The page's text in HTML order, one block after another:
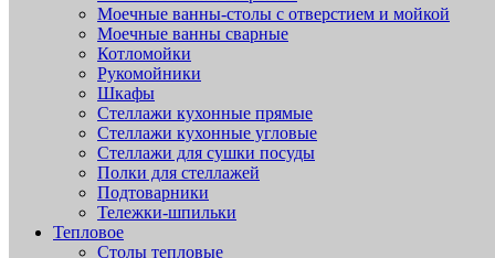
Моечные ванны-столы с отверстием и мойкой
Моечные ванны сварные
Котломойки
Рукомойники
Шкафы
Стеллажи кухонные прямые
Стеллажи кухонные угловые
Стеллажи для сушки посуды
Полки для стеллажей
Подтоварники
Тележки-шпильки
Тепловое
Столы тепловые